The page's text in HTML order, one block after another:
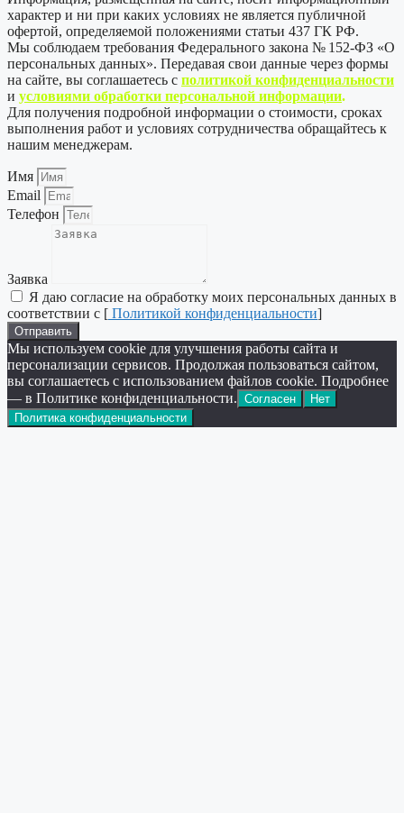
характер и ни при каких условиях не является публичной
офертой, определяемой положениями статьи 437 ГК РФ.
Мы соблюдаем требования Федерального закона № 152-ФЗ «О
персональных данных». Передавая свои данные через формы
на сайте, вы соглашаетесь с политикой конфиденциальности
и условиями обработки персональной информации.
Для получения подробной информации о стоимости, сроках
выполнения работ и условиях сотрудничества обращайтесь к
нашим менеджерам.
Имя
Email
Телефон
Заявка
Я даю согласие на обработку моих персональных данных в
соответствии с [ Политикой конфиденциальности]
Отправить
Мы используем cookie для улучшения работы сайта и
персонализации сервисов. Продолжая пользоваться сайтом,
вы соглашаетесь с использованием файлов cookie. Подробнее
— в Политике конфиденциальности. Согласен
Нет
Политика конфиденциальности